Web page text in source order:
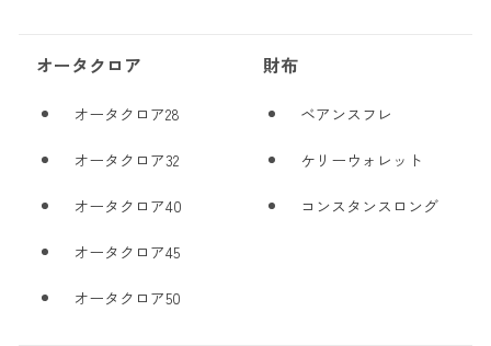
オータクロア
オータクロア28
オータクロア32
オータクロア40
オータクロア45
オータクロア50
財布
ベアンスフレ
ケリーウォレット
コンスタンスロング